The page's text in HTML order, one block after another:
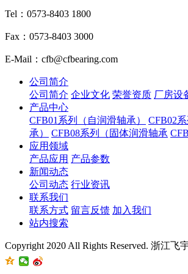
Tel：0573-8403 1800
Fax：0573-8403 3000
E-Mail：cfb@cfbearing.com
公司简介
公司简介 企业文化 荣誉资质 厂房设
产品中心
CFB01系列（自润滑轴承）
CFB02
承）
CFB08系列（固体润滑轴承
应用领域
产品应用 产品参数
新闻动态
公司动态 行业资讯
联系我们
联系方式 留言反馈 加入我们
站内搜索
Copyright 2020 All Rights Reserved. 浙江